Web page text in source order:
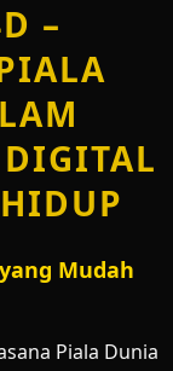
–
Mudah
Piala Dunia